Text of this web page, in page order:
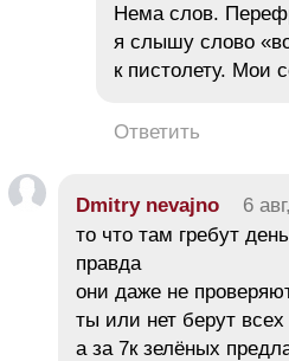
Нема слов.
я слышу слово
к пистолету. Мои
Ответить
Dmitry nevajno 6
то что там гребут
правда
они даже не
ты или нет берут
а за 7к зелёных